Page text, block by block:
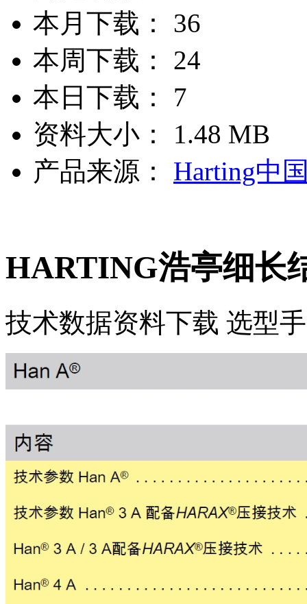
本月下载：
36
本周下载：
24
本日下载：
7
资料大小：
1.48 MB
产品来源：
Harting中
HARTING浩亭细长
技术数据资料下载 选型